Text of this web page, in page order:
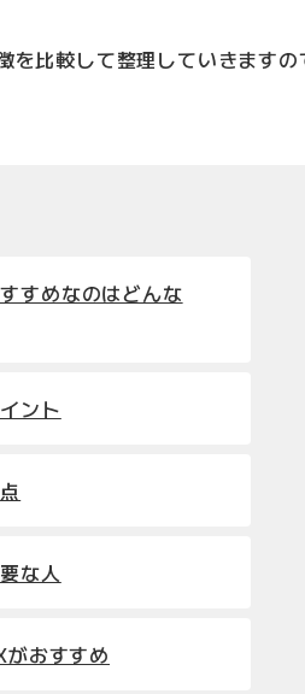
比較して整理していきますの
すめなのはどんな
ント
な人
おすすめ